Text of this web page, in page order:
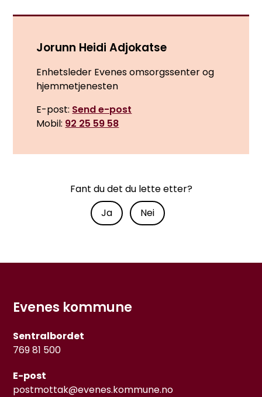
Jorunn Heidi Adjokatse
Enhetsleder Evenes omsorgssenter og
hjemmetjenesten
E-post Send e-post
Mobil 92 25 59 58
Fant du det du lette etter?
Ja
Nei
Evenes kommune
Sentralbordet
769 81 500
E-post
postmottak@evenes.kommune.no